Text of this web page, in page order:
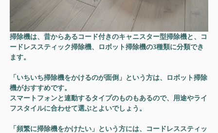
掃除機は、昔からあるコード付きのキャニスター型掃除機と、コ
ードレススティック掃除機、ロボット掃除機の3種類に分類でき
ます。
「いちいち掃除機をかけるのが面倒」という方は、ロボット掃除
機がおすすめです。
スマートフォンと連動するタイプのものもあるので、用途やライ
フスタイルに合わせて選ぶとよいでしょう。
「頻繁に掃除機をかけたい」という方には、コードレススティッ